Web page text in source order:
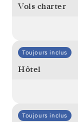
Vols charter
Toujours inclus
Hôtel
Toujours inclus